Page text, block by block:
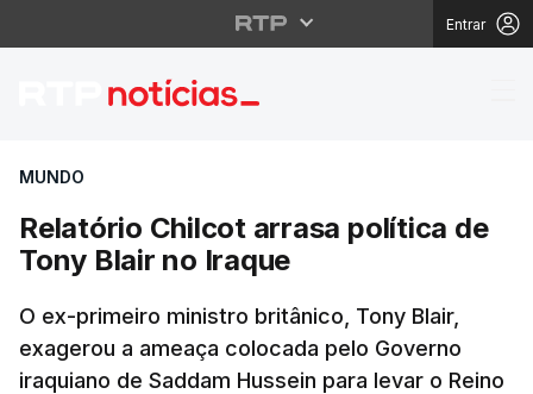
Entrar
Relatório Chilcot
MUNDO
Relatório Chilcot arrasa política de
Tony Blair no Iraque
O ex-primeiro ministro britânico, Tony Blair,
exagerou a ameaça colocada pelo Governo
iraquiano de Saddam Hussein para levar o Reino